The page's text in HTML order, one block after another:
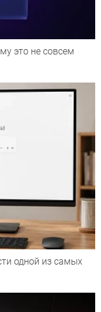
это не совсем
одной из самых